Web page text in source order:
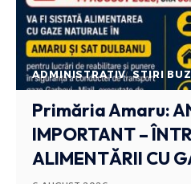
ADMINISTRATIV STIRI
Primăria Amaru:
IMPORTANT –
ALIMENTĂRII CU